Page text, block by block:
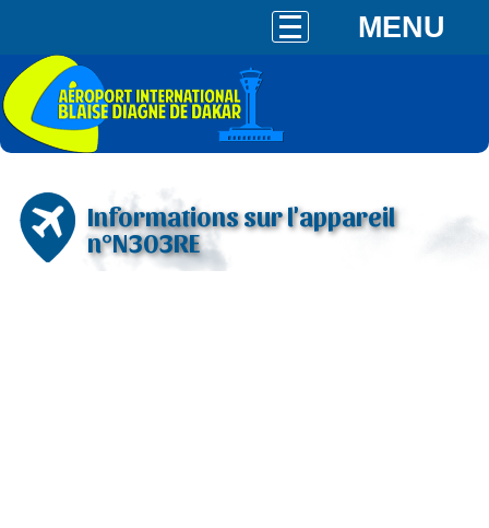
MENU
Informations sur l'appareil
n°N303RE